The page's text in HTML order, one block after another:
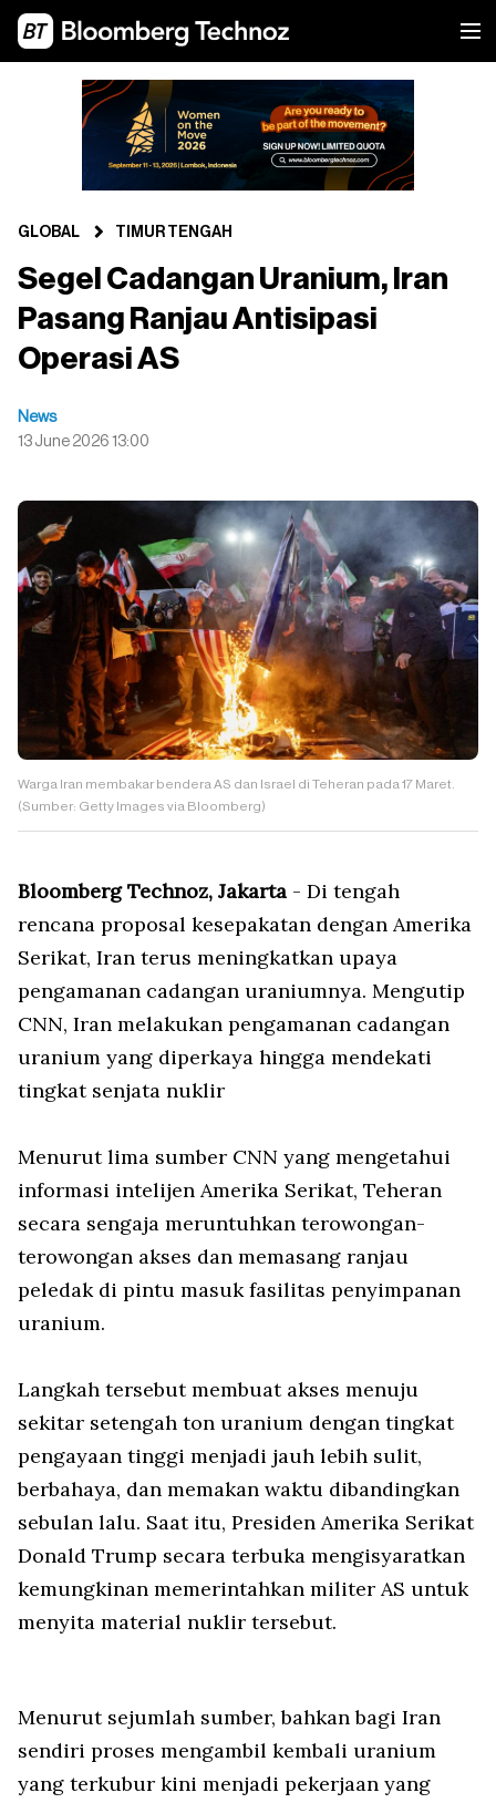
GLOBAL TIMUR TENGAH
Segel Cadangan Uranium, Iran
Pasang Ranjau Antisipasi
Operasi AS
News
13 June 2026 13:00
Warga Iran membakar bendera AS dan Israel di Teheran pada 17 Maret.
(Sumber: Getty Images via Bloomberg)
Bloomberg Technoz, Jakarta - Di tengah
rencana proposal kesepakatan dengan Amerika
Serikat, Iran terus meningkatkan upaya
pengamanan cadangan uraniumnya. Mengutip
CNN, Iran melakukan pengamanan cadangan
uranium yang diperkaya hingga mendekati
tingkat senjata nuklir
Menurut lima sumber CNN yang mengetahui
informasi intelijen Amerika Serikat, Teheran
secara sengaja meruntuhkan terowongan-
terowongan akses dan memasang ranjau
peledak di pintu masuk fasilitas penyimpanan
uranium.
Langkah tersebut membuat akses menuju
sekitar setengah ton uranium dengan tingkat
pengayaan tinggi menjadi jauh lebih sulit,
berbahaya, dan memakan waktu dibandingkan
sebulan lalu. Saat itu, Presiden Amerika Serikat
Donald Trump secara terbuka mengisyaratkan
kemungkinan memerintahkan militer AS untuk
menyita material nuklir tersebut.
Menurut sejumlah sumber, bahkan bagi Iran
sendiri proses mengambil kembali uranium
yang terkubur kini menjadi pekerjaan yang